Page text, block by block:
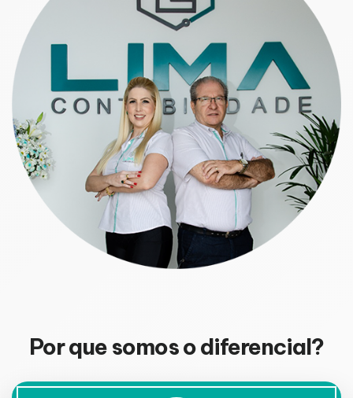
Por que somos o diferencial?